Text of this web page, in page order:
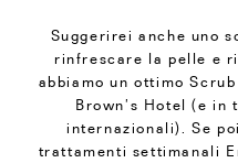
Suggerirei anche uno
rinfrescare la pelle e
abbiamo un ottimo
Brown’s Hotel (e in
internazionali). Se
trattamenti settimanali